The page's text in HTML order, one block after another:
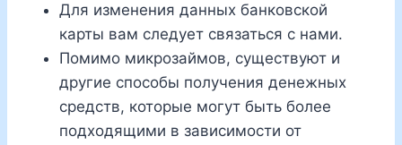
Для изменения данных банковской
карты вам следует связаться с нами.
Помимо микрозаймов, существуют и
другие способы получения денежных
средств, которые могут быть более
подходящими в зависимости от